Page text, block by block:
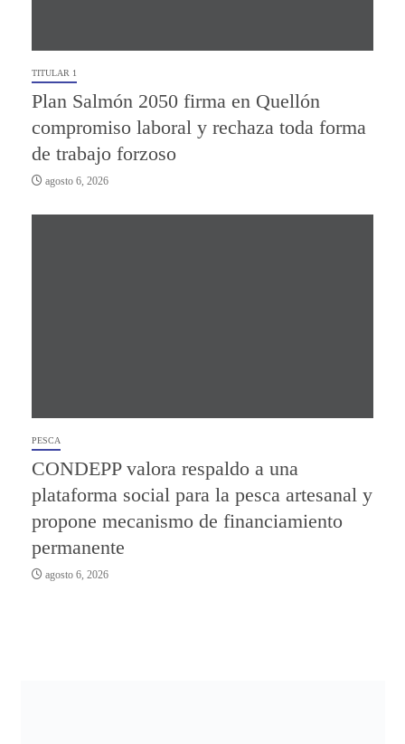
TITULAR 1
Plan Salmón 2050 firma en Quellón
compromiso laboral y rechaza toda forma
de trabajo forzoso
agosto 6, 2026
PESCA
CONDEPP valora respaldo a una
plataforma social para la pesca artesanal y
propone mecanismo de financiamiento
permanente
agosto 6, 2026